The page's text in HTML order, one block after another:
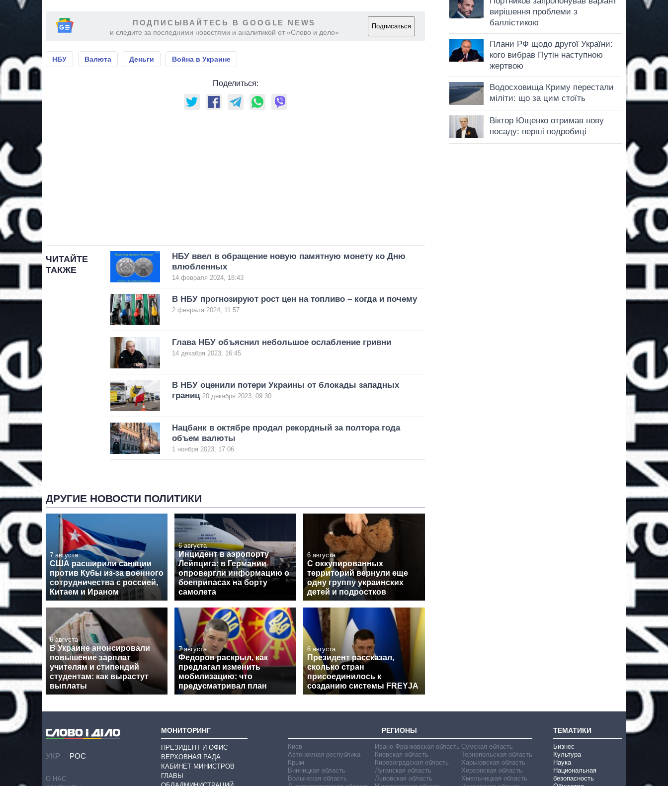
ПОДПИСЫВАЙТЕСЬ В GOOGLE NEWS
и следите за последними новостями и аналитикой от «Слово и дело»
Подписаться
НБУ Валюта Деньги Война в Украине
Поделиться:
ЧИТАЙТЕ
ТАКЖЕ
НБУ ввел в обращение новую памятную монету ко Дню
влюбленных
14 февраля 2024, 18:43
В НБУ прогнозируют рост цен на топливо – когда и почему
2 февраля 2024, 11:57
Глава НБУ объяснил небольшое ослабление гривни
14 декабря 2023, 16:45
В НБУ оценили потери Украины от блокады западных
границ 20 декабря 2023, 09:30
Нацбанк в октябре продал рекордный за полтора года
объем валюты
1 ноября 2023, 17:06
ДРУГИЕ НОВОСТИ ПОЛИТИКИ
7 августа
США расширили санкции
против Кубы из-за военного
сотрудничества с россией,
Китаем и Ираном
6 августа
Инцидент в аэропорту
Лейпцига: в Германии
опровергли информацию о
боеприпасах на борту
самолета
6 августа
С оккупированных
территорий вернули еще
одну группу украинских
детей и подростков
6 августа
В Украине анонсировали
повышение зарплат
учителям и стипендий
студентам: как вырастут
выплаты
7 августа
Федоров раскрыл, как
предлагал изменить
мобилизацию: что
предусматривал план
6 августа
Президент рассказал,
сколько стран
присоединилось к
созданию системы FREYJA
УКР РОС
О НАС
МОНИТОРИНГ
ПРЕЗИДЕНТ И ОФИС
ВЕРХОВНАЯ РАДА
КАБИНЕТ МИНИСТРОВ
ГЛАВЫ
РЕГИОНЫ
Киев
Автономная республика
Крым
Винницкая область
Волынская область
Ивано-Франковская область
Киевская область
Кировоградская область
Луганская область
Львовская область
Сумская область
Тернопольская область
Харьковская область
Херсонская область
Хмельницкая область
ТЕМАТИКИ
Бизнес
Культура
Наука
Национальная
безопасность